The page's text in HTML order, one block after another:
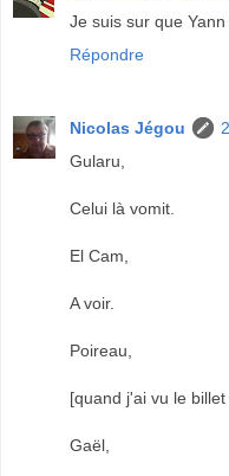
Je suis sur que
Répondre
Nicolas Jégou
Gularu,
Celui là vomit.
El Cam,
A voir.
Poireau,
[quand j'ai vu le
Gaël,